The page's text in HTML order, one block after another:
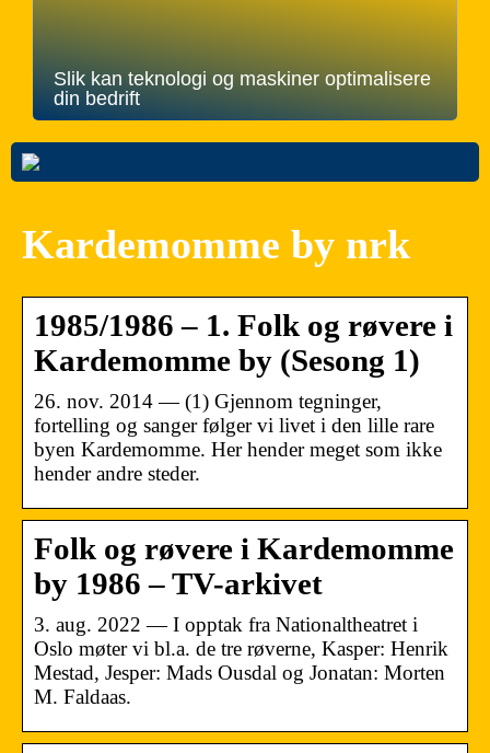
Slik kan teknologi og maskiner optimalisere
din bedrift
Kardemomme by nrk
1985/1986 – 1. Folk og røvere i
Kardemomme by (Sesong 1)
26. nov. 2014 — (1) Gjennom tegninger,
fortelling og sanger følger vi livet i den lille rare
byen Kardemomme. Her hender meget som ikke
hender andre steder.
Folk og røvere i Kardemomme
by 1986 – TV-arkivet
3. aug. 2022 — I opptak fra Nationaltheatret i
Oslo møter vi bl.a. de tre røverne, Kasper: Henrik
Mestad, Jesper: Mads Ousdal og Jonatan: Morten
M. Faldaas.